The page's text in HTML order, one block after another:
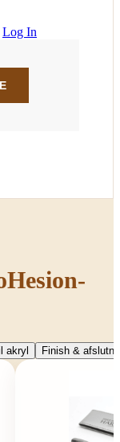
Log In
akryl Finish &